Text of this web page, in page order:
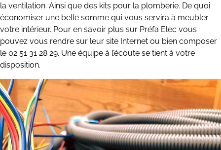
la ventilation. Ainsi que des kits pour la plomberie. De quoi
économiser une belle somme qui vous servira à meubler
votre intérieur. Pour en savoir plus sur Préfa Elec vous
pouvez vous rendre sur leur site Internet ou bien composer
le 02 51 31 28 29. Une équipe à l’écoute se tient à votre
disposition.